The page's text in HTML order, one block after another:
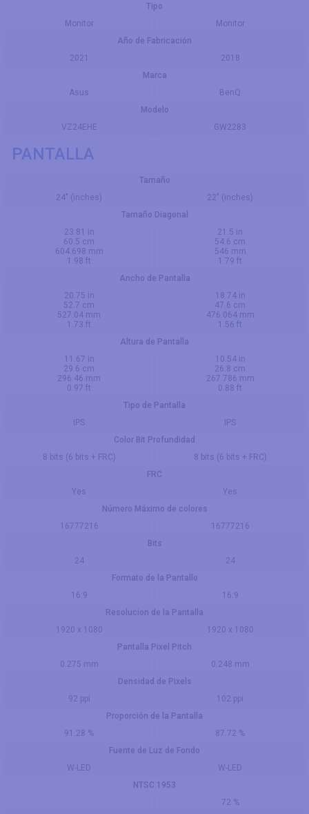
Tipo
Monitor
Monitor
Año de Fabricación
2021
2018
Marca
Asus
BenQ
Modelo
VZ24EHE
GW2283
PANTALLA
Tamaño
24" (inches)
22" (inches)
Tamaño Diagonal
23.81 in
60.5 cm
604.698 mm
1.98 ft
21.5 in
54.6 cm
546 mm
1.79 ft
Ancho de Pantalla
20.75 in
52.7 cm
527.04 mm
1.73 ft
18.74 in
47.6 cm
476.064 mm
1.56 ft
Altura de Pantalla
11.67 in
29.6 cm
296.46 mm
0.97 ft
10.54 in
26.8 cm
267.786 mm
0.88 ft
Tipo de Pantalla
IPS
IPS
Color Bit Profundidad
8 bits (6 bits + FRC)
8 bits (6 bits + FRC)
FRC
Yes
Yes
Número Máximo de colores
16777216
16777216
Bits
24
24
Formato de la Pantallo
16:9
16:9
Resolucion de la Pantalla
1920 x 1080
1920 x 1080
Pantalla Pixel Pitch
0.275 mm
0.248 mm
Densidad de Pixels
92 ppi
102 ppi
Proporción de la Pantalla
91.28 %
87.72 %
Fuente de Luz de Fondo
W-LED
W-LED
NTSC 1953
72 %